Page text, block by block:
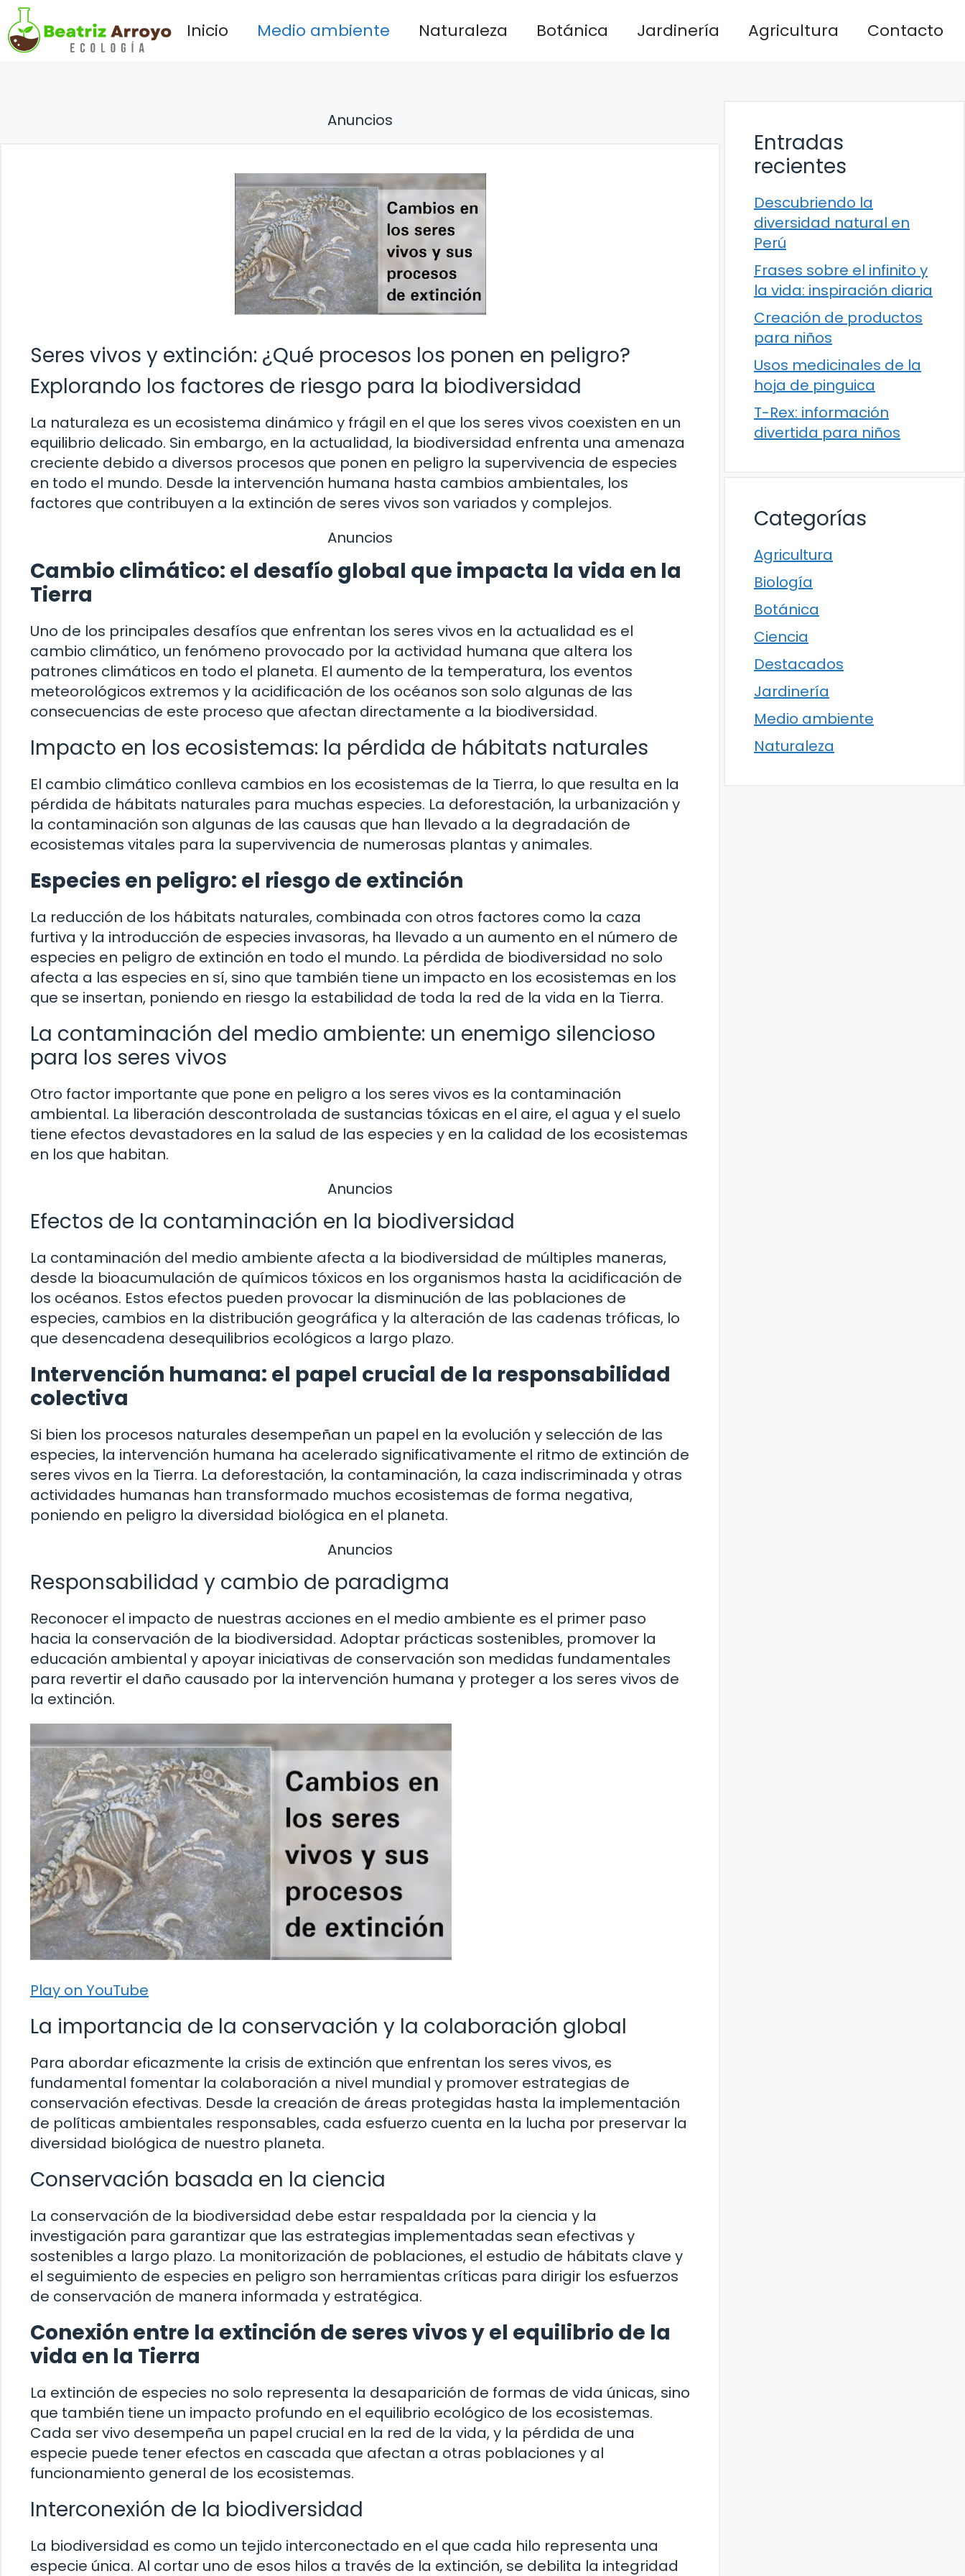
Saltar
al
contenido
Inicio Medio ambiente Naturaleza Botánica Jardinería Agricultura Contacto
Anuncios
Seres vivos y extinción: ¿Qué procesos los ponen en peligro?
Explorando los factores de riesgo para la biodiversidad
La naturaleza es un ecosistema dinámico y frágil en el que los seres vivos coexisten en un
equilibrio delicado. Sin embargo, en la actualidad, la biodiversidad enfrenta una amenaza
creciente debido a diversos procesos que ponen en peligro la supervivencia de especies
en todo el mundo. Desde la intervención humana hasta cambios ambientales, los
factores que contribuyen a la extinción de seres vivos son variados y complejos.
Anuncios
Cambio climático: el desafío global que impacta la vida en la
Tierra
Uno de los principales desafíos que enfrentan los seres vivos en la actualidad es el
cambio climático, un fenómeno provocado por la actividad humana que altera los
patrones climáticos en todo el planeta. El aumento de la temperatura, los eventos
meteorológicos extremos y la acidificación de los océanos son solo algunas de las
consecuencias de este proceso que afectan directamente a la biodiversidad.
Impacto en los ecosistemas: la pérdida de hábitats naturales
El cambio climático conlleva cambios en los ecosistemas de la Tierra, lo que resulta en la
pérdida de hábitats naturales para muchas especies. La deforestación, la urbanización y
la contaminación son algunas de las causas que han llevado a la degradación de
ecosistemas vitales para la supervivencia de numerosas plantas y animales.
Especies en peligro: el riesgo de extinción
La reducción de los hábitats naturales, combinada con otros factores como la caza
furtiva y la introducción de especies invasoras, ha llevado a un aumento en el número de
especies en peligro de extinción en todo el mundo. La pérdida de biodiversidad no solo
afecta a las especies en sí, sino que también tiene un impacto en los ecosistemas en los
que se insertan, poniendo en riesgo la estabilidad de toda la red de la vida en la Tierra.
La contaminación del medio ambiente: un enemigo silencioso
para los seres vivos
Otro factor importante que pone en peligro a los seres vivos es la contaminación
ambiental. La liberación descontrolada de sustancias tóxicas en el aire, el agua y el suelo
tiene efectos devastadores en la salud de las especies y en la calidad de los ecosistemas
en los que habitan.
Anuncios
Efectos de la contaminación en la biodiversidad
La contaminación del medio ambiente afecta a la biodiversidad de múltiples maneras,
desde la bioacumulación de químicos tóxicos en los organismos hasta la acidificación de
los océanos. Estos efectos pueden provocar la disminución de las poblaciones de
especies, cambios en la distribución geográfica y la alteración de las cadenas tróficas, lo
que desencadena desequilibrios ecológicos a largo plazo.
Intervención humana: el papel crucial de la responsabilidad
colectiva
Si bien los procesos naturales desempeñan un papel en la evolución y selección de las
especies, la intervención humana ha acelerado significativamente el ritmo de extinción de
seres vivos en la Tierra. La deforestación, la contaminación, la caza indiscriminada y otras
actividades humanas han transformado muchos ecosistemas de forma negativa,
poniendo en peligro la diversidad biológica en el planeta.
Anuncios
Responsabilidad y cambio de paradigma
Reconocer el impacto de nuestras acciones en el medio ambiente es el primer paso
hacia la conservación de la biodiversidad. Adoptar prácticas sostenibles, promover la
educación ambiental y apoyar iniciativas de conservación son medidas fundamentales
para revertir el daño causado por la intervención humana y proteger a los seres vivos de
la extinción.
Play on YouTube
La importancia de la conservación y la colaboración global
Para abordar eficazmente la crisis de extinción que enfrentan los seres vivos, es
fundamental fomentar la colaboración a nivel mundial y promover estrategias de
conservación efectivas. Desde la creación de áreas protegidas hasta la implementación
de políticas ambientales responsables, cada esfuerzo cuenta en la lucha por preservar la
diversidad biológica de nuestro planeta.
Conservación basada en la ciencia
La conservación de la biodiversidad debe estar respaldada por la ciencia y la
investigación para garantizar que las estrategias implementadas sean efectivas y
sostenibles a largo plazo. La monitorización de poblaciones, el estudio de hábitats clave y
el seguimiento de especies en peligro son herramientas críticas para dirigir los esfuerzos
de conservación de manera informada y estratégica.
Conexión entre la extinción de seres vivos y el equilibrio de la
vida en la Tierra
La extinción de especies no solo representa la desaparición de formas de vida únicas, sino
que también tiene un impacto profundo en el equilibrio ecológico de los ecosistemas.
Cada ser vivo desempeña un papel crucial en la red de la vida, y la pérdida de una
especie puede tener efectos en cascada que afectan a otras poblaciones y al
funcionamiento general de los ecosistemas.
Interconexión de la biodiversidad
La biodiversidad es como un tejido interconectado en el que cada hilo representa una
especie única. Al cortar uno de esos hilos a través de la extinción, se debilita la integridad
Entradas
recientes
Descubriendo la
diversidad natural en
Perú
Frases sobre el infinito y
la vida: inspiración diaria
Creación de productos
para niños
Usos medicinales de la
hoja de pinguica
T-Rex: información
divertida para niños
Categorías
Agricultura
Biología
Botánica
Ciencia
Destacados
Jardinería
Medio ambiente
Naturaleza